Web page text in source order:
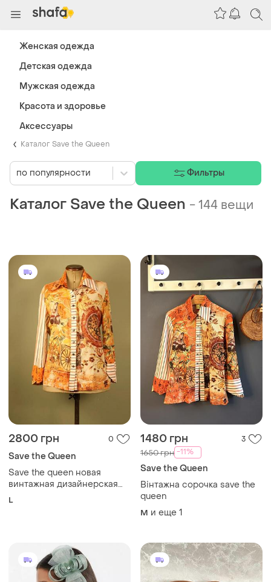
Каталог Save the Queen
Каталог Save the Queen -144 вещи
2800 грн 0
Save the Queen
Save the queen новая
винтажная дизайнерская
итальянская рубашка
L
1480 грн 3
1650 грн -11%
Save the Queen
Вінтажна сорочка save the
queen
M и еще 1
по популярности Фильтры
Женская одежда
Детская одежда
Мужская одежда
Красота и здоровье
Аксессуары